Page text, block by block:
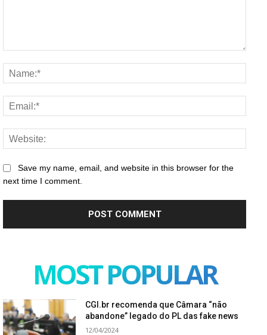
Save my name, email, and website in this browser for the
next time I comment.
MOST POPULAR
CGI.br recomenda que Câmara “não
abandone” legado do PL das fake news
12/04/2024